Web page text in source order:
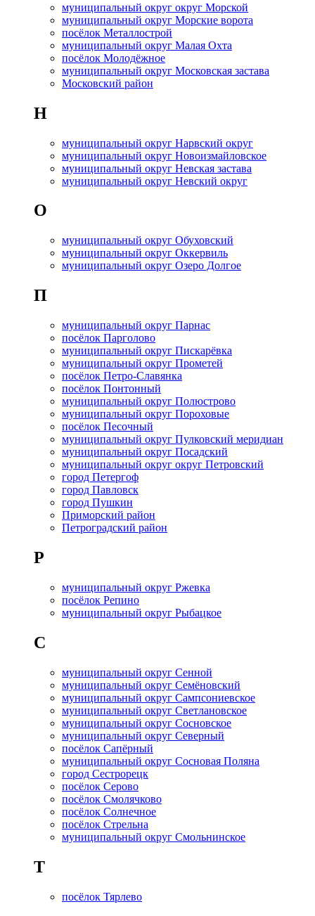
муниципальный округ округ Морской
муниципальный округ Морские ворота
посёлок Металлострой
муниципальный округ Малая Охта
посёлок Молодёжное
муниципальный округ Московская застава
Московский район
Н
муниципальный округ Нарвский округ
муниципальный округ Новоизмайловское
муниципальный округ Невская застава
муниципальный округ Невский округ
О
муниципальный округ Обуховский
муниципальный округ Оккервиль
муниципальный округ Озеро Долгое
П
муниципальный округ Парнас
посёлок Парголово
муниципальный округ Пискарёвка
муниципальный округ Прометей
посёлок Петро-Славянка
посёлок Понтонный
муниципальный округ Полюстрово
муниципальный округ Пороховые
посёлок Песочный
муниципальный округ Пулковский меридиан
муниципальный округ Посадский
муниципальный округ округ Петровский
город Петергоф
город Павловск
город Пушкин
Приморский район
Петроградский район
Р
муниципальный округ Ржевка
посёлок Репино
муниципальный округ Рыбацкое
С
муниципальный округ Сенной
муниципальный округ Семёновский
муниципальный округ Сампсониевское
муниципальный округ Светлановское
муниципальный округ Сосновское
муниципальный округ Северный
посёлок Сапёрный
муниципальный округ Сосновая Поляна
город Сестрорецк
посёлок Серово
посёлок Смолячково
посёлок Солнечное
посёлок Стрельна
муниципальный округ Смольнинское
Т
посёлок Тярлево